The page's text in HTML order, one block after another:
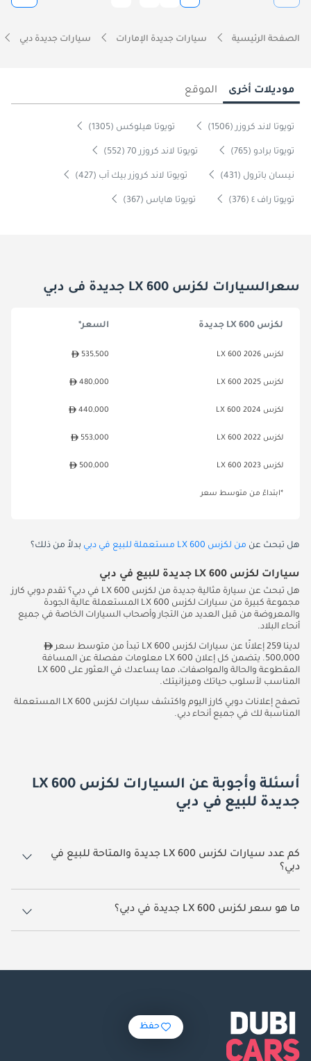
الصفحة الرئيسية سيارات جديدة الإمارات سيارات جديدة دبي
موديلات أخرى الموقع
تويوتا لاند كروزر (1506) تويوتا هيلوكس (1305)
تويوتا برادو (765) تويوتا لاند كروزر 70 (552)
نيسان باترول (431) تويوتا لاند كروزر بيك آب (427)
تويوتا راف ٤ (376) تويوتا هاياس (367)
سعرالسيارات لكزس LX 600 جديدة فى دبي
لكزس LX 600 جديدة السعر*
لكزس LX 600 2026 535,500
لكزس LX 600 2025 480,000
لكزس LX 600 2024 440,000
لكزس LX 600 2022 553,000
لكزس LX 600 2023 500,000
*ابتداءً من متوسط سعر
هل تبحث عن من لكزس LX 600 مستعملة للبيع في دبي بدلاً من ذلك؟
سيارات لكزس LX 600 جديدة للبيع في دبي
هل تبحث عن سيارة مثالية جديدة من لكزس LX 600 في دبي؟ تقدم دوبي كارز
مجموعة كبيرة من سيارات لكزس LX 600 المستعملة عالية الجودة
والمعروضة من قبل العديد من التجار وأصحاب السيارات الخاصة في جميع
أنحاء البلاد.
لدينا 259 إعلانًا عن سيارات لكزس LX 600 تبدأ من متوسط سعر
500,000. يتضمن كل إعلان LX 600 معلومات مفصلة عن المسافة
المقطوعة والحالة والمواصفات، مما يساعدك في العثور على LX 600
المناسب لأسلوب حياتك وميزانيتك.
تصفح إعلانات دوبي كارز اليوم واكتشف سيارات لكزس LX 600 المستعملة
المناسبة لك في جميع أنحاء دبي.
أسئلة وأجوبة عن السيارات لكزس LX 600
جديدة للبيع في دبي
كم عدد سيارات لكزس LX 600 جديدة والمتاحة للبيع في
دبي؟
259 سيارة لكزس LX 600 جديدة متوفرة للبيع في دبي.
ما هو سعر لكزس LX 600 جديدة في دبي؟
يبدأ سعر سيارة لكزس LX 600 جديدة في دبي 500,000.
حفظ